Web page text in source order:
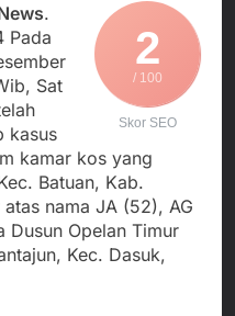
Royong
Ekonomi
Tenggelam di
Giligenting
Polisi
Penanganan
Sesuai
3, 2026 2
/ 100
Skor SEO
.
Pada
Sat
kasus
kamar kos yang
Batuan, Kab.
nama JA (52), AG
Dusun Opelan Timur
Kec. Dasuk,